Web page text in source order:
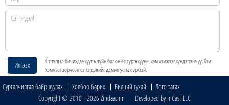
Илгээх
Сэтгэгдэл бичихдээ хууль зүйн болон ёс суртахууны хэм хэмжээг хүндэтгэнэ үү. Хэм
хэмжээг зөрчсөн сэтгэгдэлийг админ устгах эрхтэй.
Сурталчилгаа байршуулах Холбоо барих Бидний тухай
Лого татах
Copyright © 2010 - 2026 Zindaa.mn Developed by mCast LLC